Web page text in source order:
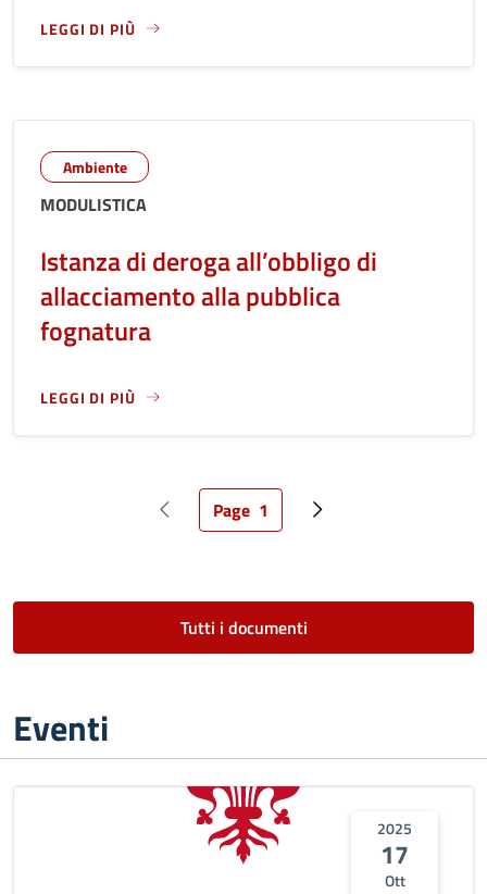
LEGGI DI PIÙ
LEGGI ANCORA RIGUARDO A: ISTANZA DI
Ambiente
MODULISTICA
Istanza di deroga all’obbligo di
allacciamento alla pubblica
fognatura
LEGGI DI PIÙ
LEGGI ANCORA RIGUARDO A: ISTANZA DI DEROGA
Pagina precedente
Pagina attuale
Page 1 Pagina successiva
Tutti i documenti
Eventi
2025
17
Ott